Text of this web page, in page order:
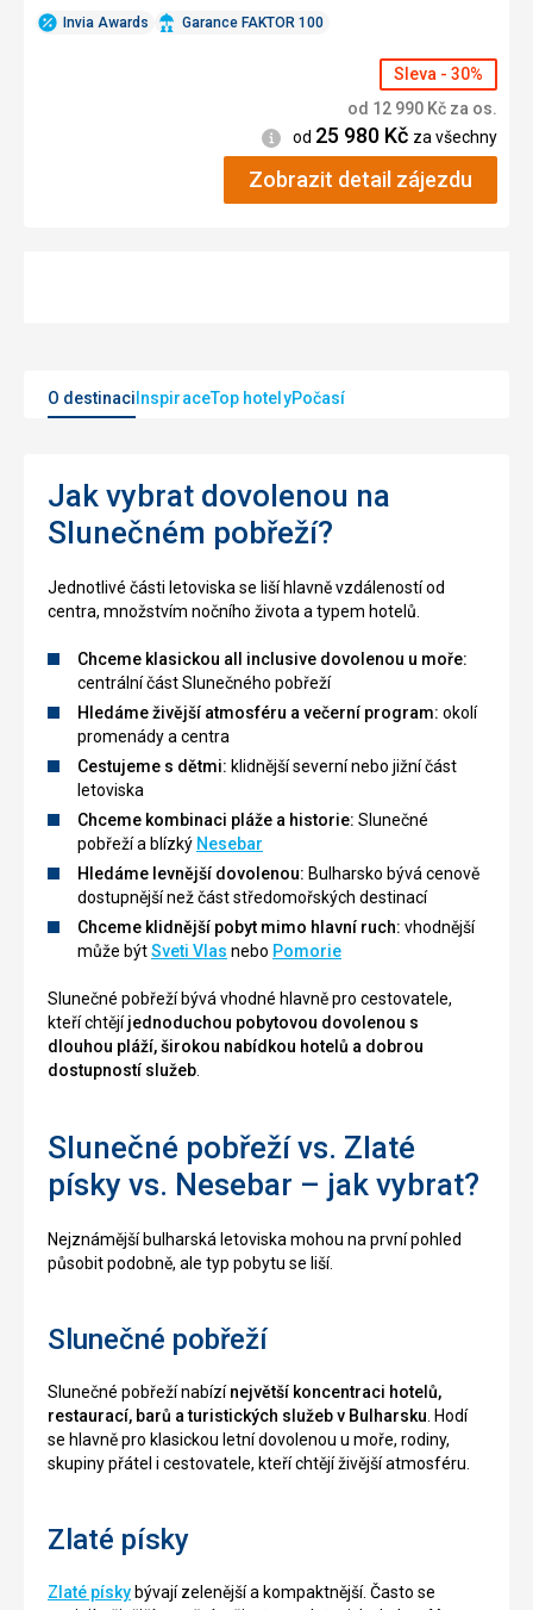
Invia Awards Garance FAKTOR 100
Sleva - 30%
od 12 990 Kč za os.
Informace
od 25 980 Kč za všechny
Zobrazit detail zájezdu
O destinaci InspiraceTop hotelyPočasí
Jak vybrat dovolenou na
Slunečném pobřeží?
Jednotlivé části letoviska se liší hlavně vzdáleností od
centra, množstvím nočního života a typem hotelů.
Chceme klasickou all inclusive dovolenou u moře:
centrální část Slunečného pobřeží
Hledáme živější atmosféru a večerní program: okolí
promenády a centra
Cestujeme s dětmi: klidnější severní nebo jižní část
letoviska
Chceme kombinaci pláže a historie: Slunečné
pobřeží a blízký Nesebar
Hledáme levnější dovolenou: Bulharsko bývá cenově
dostupnější než část středomořských destinací
Chceme klidnější pobyt mimo hlavní ruch: vhodnější
může býtSveti Vlas nebo Pomorie
Slunečné pobřeží bývá vhodné hlavně pro cestovatele,
kteří chtějíjednoduchou pobytovou dovolenou s
dlouhou pláží, širokou nabídkou hotelů a dobrou
dostupností služeb.
Slunečné pobřeží vs. Zlaté
písky vs. Nesebar – jak vybrat?
Nejznámější bulharská letoviska mohou na první pohled
působit podobně, ale typ pobytu se liší.
Slunečné pobřeží
Slunečné pobřeží nabízínejvětší koncentraci hotelů,
restaurací, barů a turistických služeb v Bulharsku. Hodí
se hlavně pro klasickou letní dovolenou u moře, rodiny,
skupiny přátel i cestovatele, kteří chtějí živější atmosféru.
Zlaté písky
Zlaté písky bývají zelenější a kompaktnější. Často se